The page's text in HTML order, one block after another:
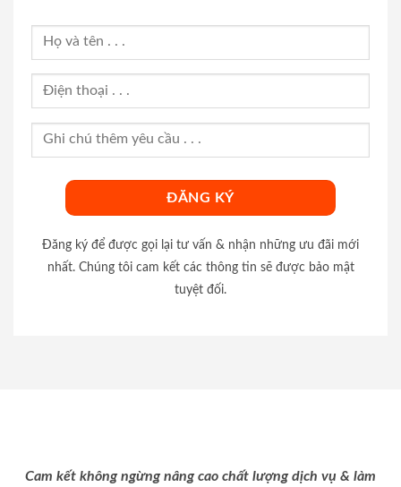
Đăng ký để được gọi lại tư vấn & nhận những ưu đãi mới
nhất. Chúng tôi cam kết các thông tin sẽ được bảo mật
tuyệt đối.
Cam kết không ngừng nâng cao chất lượng dịch vụ & làm